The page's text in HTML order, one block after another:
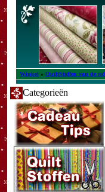
Winkel » QuiltStoffen van de rol
Categorieën